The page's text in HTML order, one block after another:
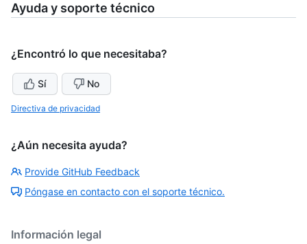
Ayuda y soporte técnico
¿Encontró lo que necesitaba?
Sí No
Directiva de privacidad
¿Aún necesita ayuda?
Provide GitHub Feedback
Póngase en contacto con el soporte técnico.
Información legal